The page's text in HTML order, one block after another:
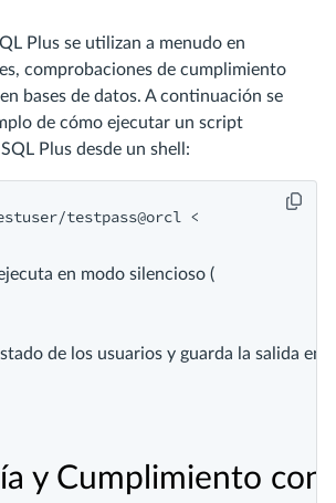
Plus se utilizan a menudo en
comprobaciones de cumplimiento
bases de datos. A continuación se
de cómo ejecutar un script
Plus desde un shell:
testpass@orcl <
en modo silencioso (
de los usuarios y guarda la salida
y Cumplimiento con